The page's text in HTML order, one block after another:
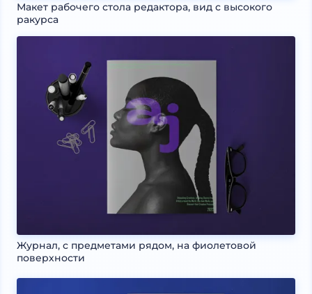
Макет рабочего стола редактора, вид с высокого
ракурса
Журнал, с предметами рядом, на фиолетовой
поверхности